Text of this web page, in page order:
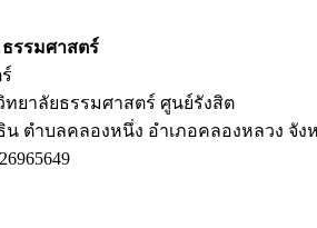
รรมศาสตร์
ยาลัยธรรมศาสตร์ ศูนย์รังสิต
ตำบลคลองหนึ่ง อำเภอคลองหลวง จัง